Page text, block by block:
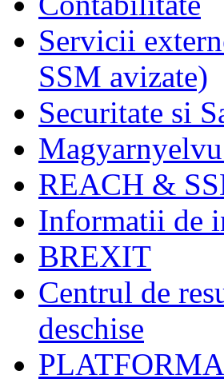
Servicii
SSM avizate)
Securitate si
REACH &
Informatii de
BREXIT
Centrul de
deschise